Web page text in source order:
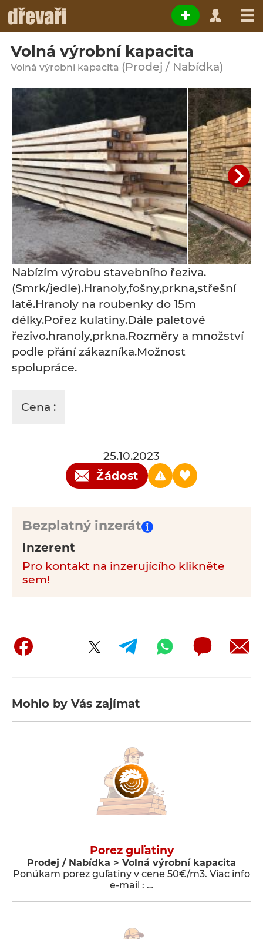
Volná výrobní kapacita
Volná výrobní kapacita (Prodej / Nabídka)
Nabízím výrobu stavebního řeziva.
(Smrk/jedle).Hranoly,fošny,prkna,střešní
latě.Hranoly na roubenky do 15m
délky.Pořez kulatiny.Dále paletové
řezivo.hranoly,prkna.Rozměry a množství
podle přání zákazníka.Možnost
spolupráce.
Cena :
25.10.2023
Žádost
Bezplatný inzerát
Inzerent
Pro kontakt na inzerujícího klikněte
sem!
Mohlo by Vás zajímat
Porez guľatiny
Prodej / Nabídka > Volná výrobní kapacita
Ponúkam porez guľatiny v cene 50€/m3. Viac info
e-mail : …